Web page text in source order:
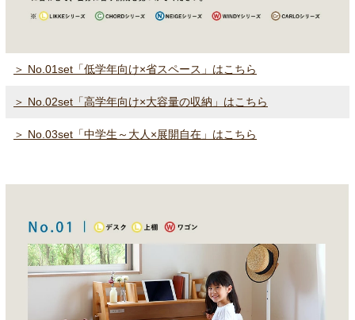
＞ No.01set「低学年向け×省スペース」はこちら
＞ No.02set「高学年向け×大容量の収納」はこちら
＞ No.03set「中学生～大人×展開自在」はこちら